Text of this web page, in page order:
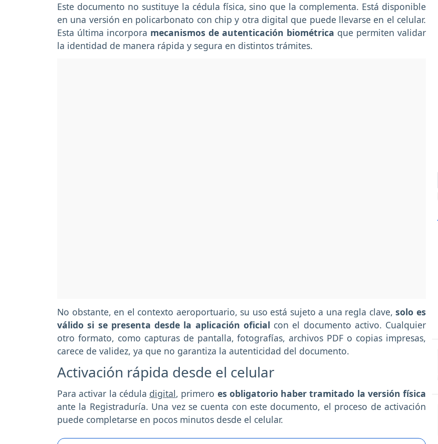
Este documento no sustituye la cédula física, sino que la complementa. Está disponible
en una versión en policarbonato con chip y otra digital que puede llevarse en el celular.
Esta última incorpora mecanismos de autenticación biométrica que permiten validar
la identidad de manera rápida y segura en distintos trámites.
No obstante, en el contexto aeroportuario, su uso está sujeto a una regla clave,solo es
válido si se presenta desde la aplicación oficial con el documento activo. Cualquier
otro formato, como capturas de pantalla, fotografías, archivos PDF o copias impresas,
carece de validez, ya que no garantiza la autenticidad del documento.
Activación rápida desde el celular
Para activar la cédula digital, primero es obligatorio haber tramitado la versión física
ante la Registraduría. Una vez se cuenta con este documento, el proceso de activación
puede completarse en pocos minutos desde el celular.